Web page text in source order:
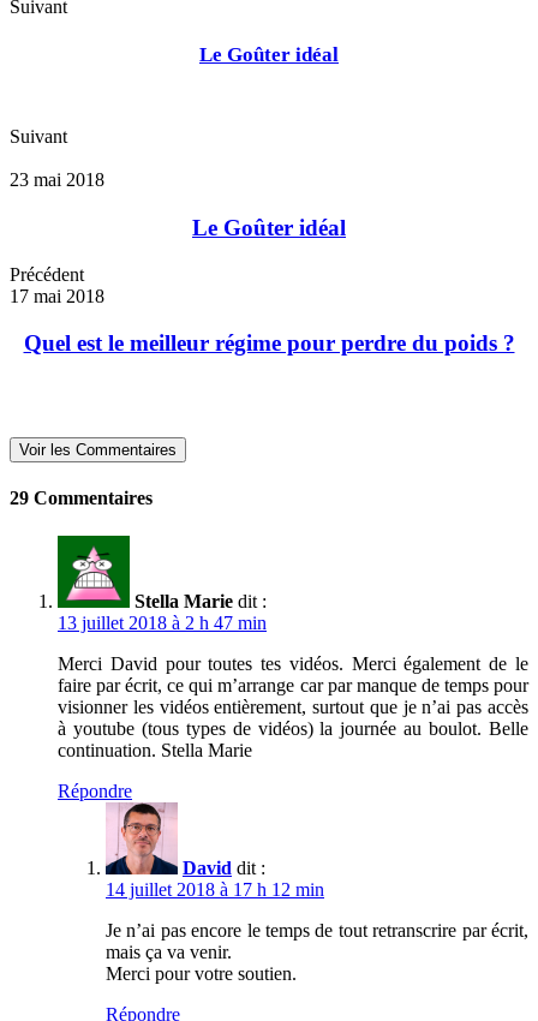
Suivant
Le Goûter idéal
Suivant
23 mai 2018
Le Goûter idéal
Précédent
17 mai 2018
Quel est le meilleur régime pour perdre du poids ?
Voir les Commentaires
29 Commentaires
Stella Marie dit :
13 juillet 2018 à 2 h 47 min
Merci David pour toutes tes vidéos. Merci également de le
faire par écrit, ce qui m’arrange car par manque de temps pour
visionner les vidéos entièrement, surtout que je n’ai pas accès
à youtube (tous types de vidéos) la journée au boulot. Belle
continuation. Stella Marie
Répondre
David dit :
14 juillet 2018 à 17 h 12 min
Je n’ai pas encore le temps de tout retranscrire par écrit,
mais ça va venir.
Merci pour votre soutien.
Répondre